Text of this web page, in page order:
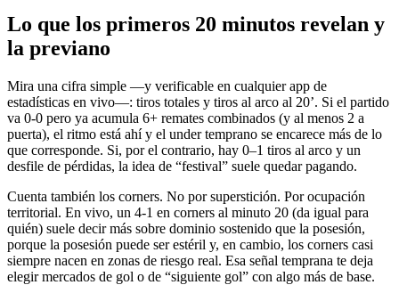
Lo que los primeros 20 minutos revelan y
la previano
Mira una cifra simple —y verificable en cualquier app de
estadísticas en vivo—: tiros totales y tiros al arco al 20’. Si el partido
va 0-0 pero ya acumula 6+ remates combinados (y al menos 2 a
puerta), el ritmo está ahí y el under temprano se encarece más de lo
que corresponde. Si, por el contrario, hay 0–1 tiros al arco y un
desfile de pérdidas, la idea de “festival” suele quedar pagando.
Cuenta también los corners. No por superstición. Por ocupación
territorial. En vivo, un 4-1 en corners al minuto 20 (da igual para
quién) suele decir más sobre dominio sostenido que la posesión,
porque la posesión puede ser estéril y, en cambio, los corners casi
siempre nacen en zonas de riesgo real. Esa señal temprana te deja
elegir mercados de gol o de “siguiente gol” con algo más de base.